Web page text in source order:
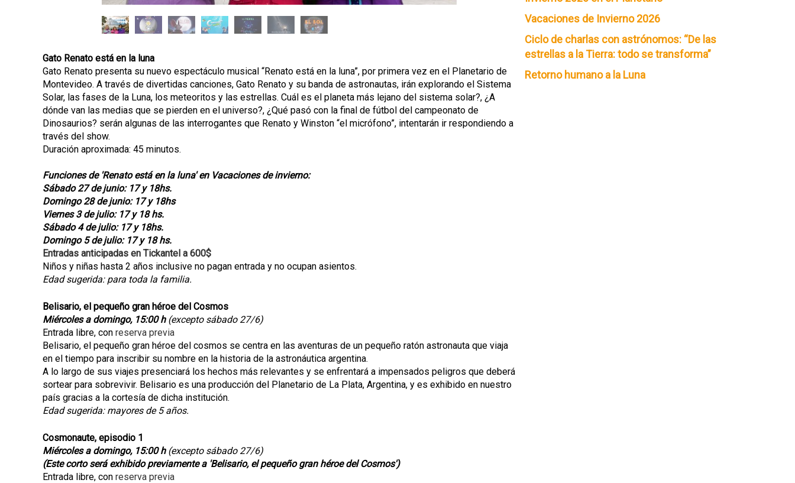
Gato Renato está en la luna
Gato Renato presenta su nuevo espectáculo musical “Renato está en la luna”, por primera vez en el Planetario de
Montevideo. A través de divertidas canciones, Gato Renato y su banda de astronautas, irán explorando el Sistema
Solar, las fases de la Luna, los meteoritos y las estrellas. Cuál es el planeta más lejano del sistema solar?, ¿A
dónde van las medias que se pierden en el universo?, ¿Qué pasó con la final de fútbol del campeonato de
Dinosaurios? serán algunas de las interrogantes que Renato y Winston “el micrófono”, intentarán ir respondiendo a
través del show.
Duración aproximada: 45 minutos.
Funciones de 'Renato está en la luna' en Vacaciones de invierno:
Sábado 27 de junio: 17 y 18hs.
Domingo 28 de junio: 17 y 18hs
Viernes 3 de julio: 17 y 18 hs.
Sábado 4 de julio: 17 y 18hs.
Domingo 5 de julio: 17 y 18 hs.
Entradas anticipadas en Tickantel a 600$
Niños y niñas hasta 2 años inclusive no pagan entrada y no ocupan asientos.
Edad sugerida: para toda la familia.
Belisario, el pequeño gran héroe del Cosmos
Miércoles a domingo, 15:00 h(excepto sábado 27/6)
Entrada libre, con reserva previa
Belisario, el pequeño gran héroe del cosmos se centra en las aventuras de un pequeño ratón astronauta que viaja
en el tiempo para inscribir su nombre en la historia de la astronáutica argentina.
A lo largo de sus viajes presenciará los hechos más relevantes y se enfrentará a impensados peligros que deberá
sortear para sobrevivir. Belisario es una producción del Planetario de La Plata, Argentina, y es exhibido en nuestro
país gracias a la cortesía de dicha institución.
Edad sugerida: mayores de 5 años.
Cosmonaute, episodio 1
Miércoles a domingo, 15:00 h (excepto sábado 27/6)
(Este corto será exhibido previamente a 'Belisario, el pequeño gran héroe del Cosmos')
Entrada libre, con reserva previa
Vacaciones de Invierno 2026
Ciclo de charlas con astrónomos: “De las
estrellas a la Tierra: todo se transforma”
Retorno humano a la Luna